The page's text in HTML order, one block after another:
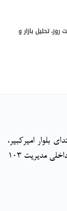
۲۲ | جدول قیمت روز، تحلیل بازار و
بلوار امیرکبیر،